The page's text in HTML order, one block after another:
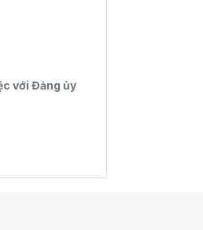
với Đảng ủy